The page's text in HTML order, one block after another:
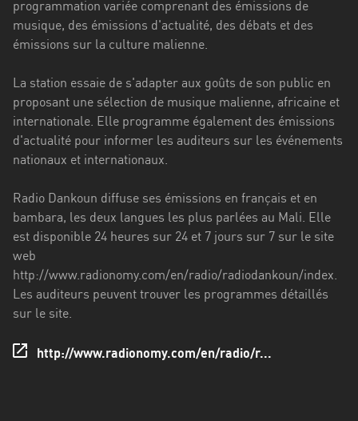
programmation variée comprenant des émissions de
musique, des émissions d'actualité, des débats et des
émissions sur la culture malienne.
La station essaie de s'adapter aux goûts de son public en
proposant une sélection de musique malienne, africaine et
internationale. Elle programme également des émissions
d'actualité pour informer les auditeurs sur les événements
nationaux et internationaux.
Radio Dankoun diffuse ses émissions en français et en
bambara, les deux langues les plus parlées au Mali. Elle
est disponible 24 heures sur 24 et 7 jours sur 7 sur le site
web
http://www.radionomy.com/en/radio/radiodankoun/index.
Les auditeurs peuvent trouver les programmes détaillés
sur le site.
http://www.radionomy.com/en/radio/r...